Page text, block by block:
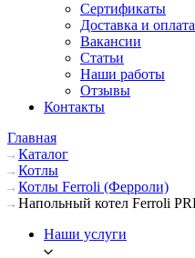
Сертификаты
Доставка и оплата
Вакансии
Статьи
Наши работы
Отзывы
Контакты
Главная
Каталог
Котлы
Котлы Ferroli (Ферроли)
Напольный котел Ferroli
Наши услуги